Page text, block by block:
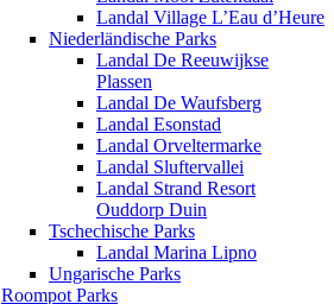
Landal Village L’Eau d’Heure
Niederländische Parks
Landal De Reeuwijkse
Plassen
Landal De Waufsberg
Landal Esonstad
Landal Orveltermarke
Landal Sluftervallei
Landal Strand Resort
Ouddorp Duin
Tschechische Parks
Landal Marina Lipno
Ungarische Parks
Roompot Parks